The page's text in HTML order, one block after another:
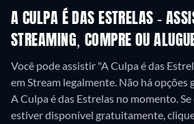
A CULPA É DAS ESTRELAS -
STREAMING, COMPRE OU
Você pode assistir "A Culpa é das
em Stream legalmente. Não há opções
A Culpa é das Estrelas no momento.
estiver disponível gratuitamente,